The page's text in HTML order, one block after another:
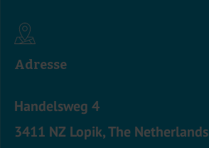
Adresse
Handelsweg 4
3411 NZ Lopik, The Netherlands